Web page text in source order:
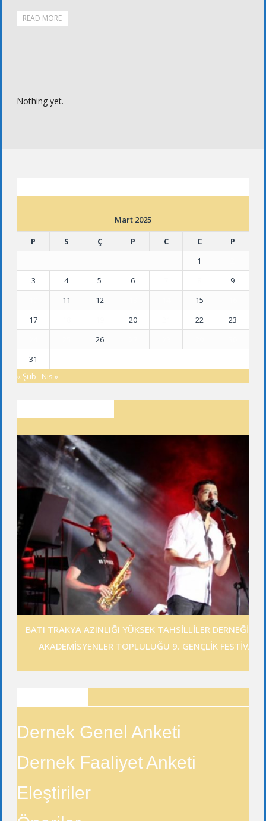
READ MORE
Nothing yet.
Mart 2025
P
S Ç P C C
P
1
3
4 5 6
9
11 12 15
17
20 22
23
26
31
« Şub
Nis »
BATI TRAKYA AZINLIĞI YÜKSEK TAHSİLLİLER DERNEĞİ
AKADEMİSYENLER TOPLULUĞU 9. GENÇLİK FESTİVALİ
Dernek Genel Anketi
Dernek Faaliyet Anketi
Eleştiriler